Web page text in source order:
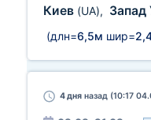
Киев (UA), Запад
(длн=6,5м шир=
4 дня назад (10:17